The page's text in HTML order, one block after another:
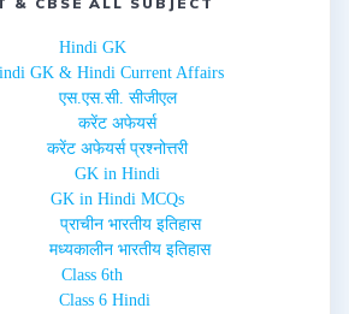
Hindi GK
GK & Hindi Current Affairs
एस.एस.सी. सीजीएल
करेंट अफेयर्स
करेंट अफेयर्स प्रश्नोत्तरी
GK in Hindi
GK in Hindi MCQs
प्राचीन भारतीय इतिहास
मध्यकालीन भारतीय इतिहास
Class 6th
Class 6 Hindi